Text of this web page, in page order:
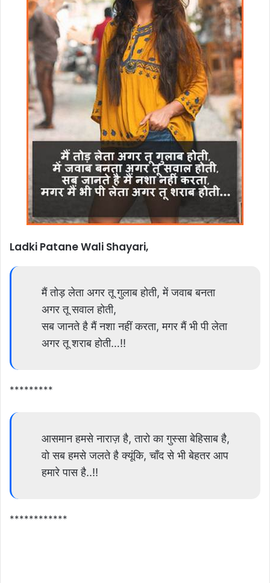
Ladki Patane Wali Shayari,
मैं तोड़ लेता अगर तू गुलाब होती, में जवाब बनता
अगर तू सवाल होती,
सब जानते है मैं नशा नहीं करता, मगर मैं भी पी लेता
अगर तू शराब होती…!!
*********
आसमान हमसे नाराज़ है, तारो का गुस्सा बेहिसाब है,
वो सब हमसे जलते है क्यूंकि, चाँद से भी बेहतर आप
हमारे पास है..!!
************